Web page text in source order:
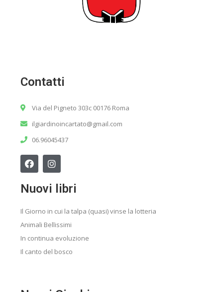
Contatti
Via del Pigneto 303c 00176 Roma
ilgiardinoincartato@gmail.com
06.96045437
Nuovi libri
Il Giorno in cui la talpa (quasi) vinse la lotteria
Animali Bellissimi
In continua evoluzione
Il canto del bosco